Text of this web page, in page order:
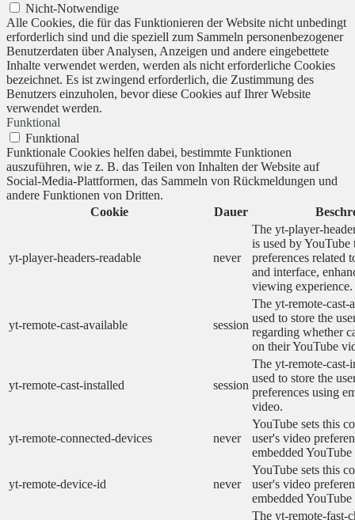
Nicht-Notwendige
Alle Cookies, die für das Funktionieren der Website nicht unbedingt
erforderlich sind und die speziell zum Sammeln personenbezogener
Benutzerdaten über Analysen, Anzeigen und andere eingebettete
Inhalte verwendet werden, werden als nicht erforderliche Cookies
bezeichnet. Es ist zwingend erforderlich, die Zustimmung des
Benutzers einzuholen, bevor diese Cookies auf Ihrer Website
verwendet werden.
Funktional
Funktional
Funktionale Cookies helfen dabei, bestimmte Funktionen
auszuführen, wie z. B. das Teilen von Inhalten der Website auf
Social-Media-Plattformen, das Sammeln von Rückmeldungen und
andere Funktionen von Dritten.
Cookie
Dauer
yt-player-headers-readable never
The yt-player-
is used by YouTube
preferences related
and interface,
viewing experience.
yt-remote-cast-available session
The yt-remote-cast-
used to store the
regarding whether
on their YouTube
yt-remote-cast-installed session
The yt-remote-cast-
used to store the
preferences using
video.
yt-remote-connected-devices never
YouTube sets this
user's video
embedded
yt-remote-device-id never
YouTube sets this
user's video
embedded
The yt-remote-fast-